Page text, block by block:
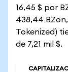
16,45 $ por
438,44
Tokenized)
de 7,21 mil $.